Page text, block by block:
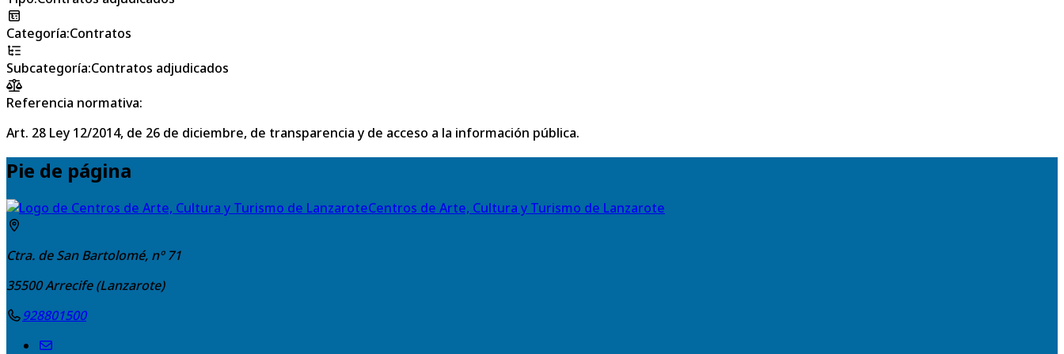
Categoría:Contratos
Subcategoría:Contratos adjudicados
Referencia normativa:
Art. 28 Ley 12/2014, de 26 de diciembre, de transparencia y de acceso a la información pública.
Pie de página
Centros de Arte, Cultura y Turismo de Lanzarote
Ctra. de San Bartolomé, nº 71
35500Arrecife (Lanzarote)
928801500